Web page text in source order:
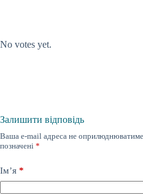
No votes yet.
Залишити відповідь
Ваша e-mail адреса не
позначені *
Ім’я *